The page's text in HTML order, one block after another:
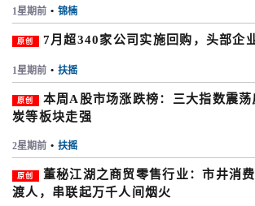
1星期前 • 锦楠
原创 7月超340家公司实施回购，头部企
1星期前 • 扶摇
原创
本周A股市场涨跌榜：三大指数震
炭等板块走强
2星期前 • 扶摇
原创
董秘江湖之商贸零售行业：市井消
渡人，串联起万千人间烟火